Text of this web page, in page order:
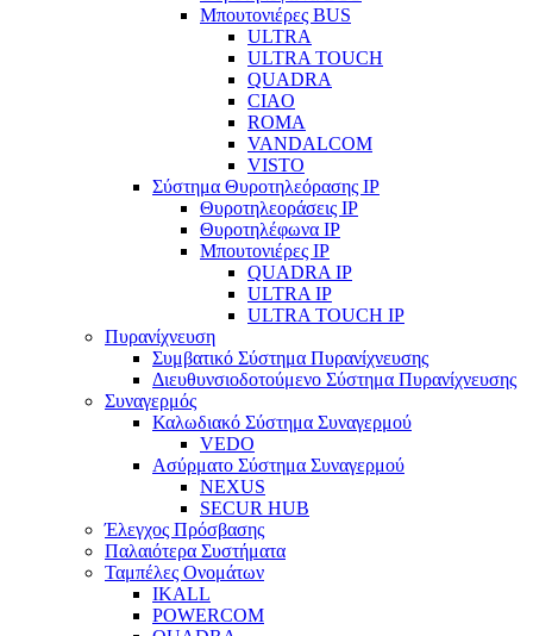
Μπουτονιέρες BUS
ULTRA
ULTRA TOUCH
QUADRA
CIAO
ROMA
VANDALCOM
VISTO
Σύστημα Θυροτηλεόρασης IP
Θυροτηλεοράσεις IP
Θυροτηλέφωνα IP
Μπουτονιέρες IP
QUADRA IP
ULTRA IP
ULTRA TOUCH IP
Πυρανίχνευση
Συμβατικό Σύστημα Πυρανίχνευσης
Διευθυνσιοδοτούμενο Σύστημα Πυρανίχνευσης
Συναγερμός
Καλωδιακό Σύστημα Συναγερμού
VEDO
Ασύρματο Σύστημα Συναγερμού
NEXUS
SECUR HUB
Έλεγχος Πρόσβασης
Παλαιότερα Συστήματα
Ταμπέλες Ονομάτων
IKALL
POWERCOM